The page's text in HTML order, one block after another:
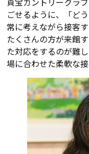
ごせるように、「ど
常に考えながら接客
たくさんの方が来館
た対応をするのが難
場に合わせた柔軟な